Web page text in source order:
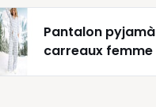
Pantalon pyjamà
carreaux femme